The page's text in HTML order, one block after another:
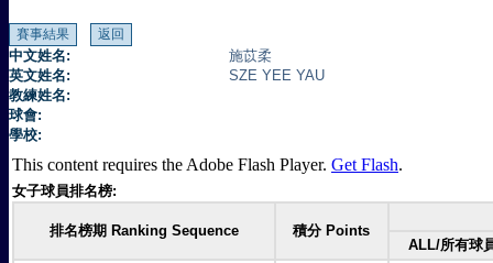
中文姓名:
施苡柔
英文姓名:
SZE YEE YAU
教練姓名:
球會:
學校:
This content requires the Adobe Flash Player. Get Flash.
女子球員排名榜:
排名榜期 Ranking Sequence
積分 Points
ALL/所有球